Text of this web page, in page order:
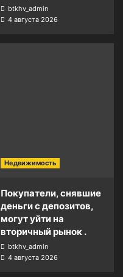
btkhv_admin
4 августа 2026
Недвижимость
Покупатели, снявшие
деньги с депозитов,
могут уйти на
вторичный рынок .
btkhv_admin
4 августа 2026